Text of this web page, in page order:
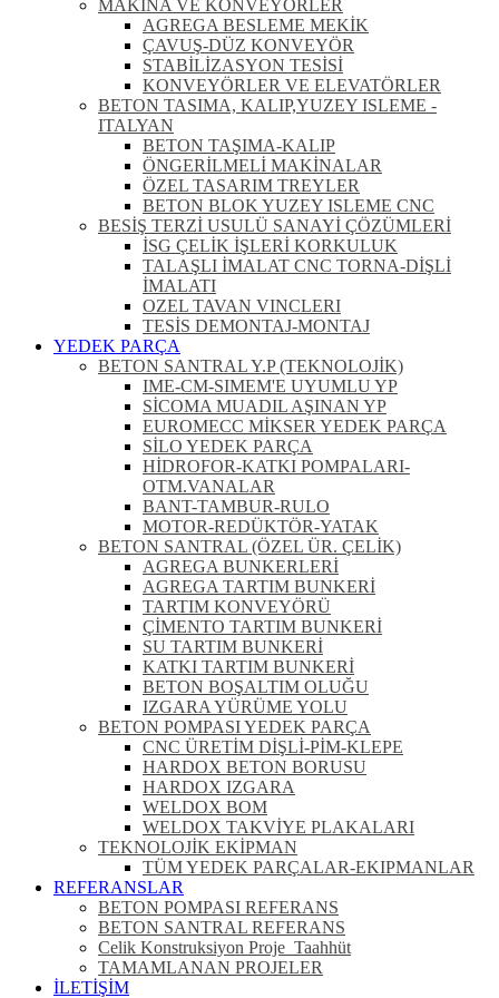
MAKINA VE KONVEYÖRLER
AGREGA BESLEME MEKİK
ÇAVUŞ-DÜZ KONVEYÖR
STABİLİZASYON TESİSİ
KONVEYÖRLER VE ELEVATÖRLER
BETON TASIMA, KALIP,YUZEY ISLEME -
ITALYAN
BETON TAŞIMA-KALIP
ÖNGERİLMELİ MAKİNALAR
ÖZEL TASARIM TREYLER
BETON BLOK YUZEY ISLEME CNC
BESİŞ TERZİ USULÜ SANAYİ ÇÖZÜMLERİ
İSG ÇELİK İŞLERİ KORKULUK
TALAŞLI İMALAT CNC TORNA-DİŞLİ
İMALATI
OZEL TAVAN VINCLERI
TESİS DEMONTAJ-MONTAJ
YEDEK PARÇA
BETON SANTRAL Y.P (TEKNOLOJİK)
IME-CM-SIMEM'E UYUMLU YP
SİCOMA MUADIL AŞINAN YP
EUROMECC MİKSER YEDEK PARÇA
SİLO YEDEK PARÇA
HİDROFOR-KATKI POMPALARI-
OTM.VANALAR
BANT-TAMBUR-RULO
MOTOR-REDÜKTÖR-YATAK
BETON SANTRAL (ÖZEL ÜR. ÇELİK)
AGREGA BUNKERLERİ
AGREGA TARTIM BUNKERİ
TARTIM KONVEYÖRÜ
ÇİMENTO TARTIM BUNKERİ
SU TARTIM BUNKERİ
KATKI TARTIM BUNKERİ
BETON BOŞALTIM OLUĞU
IZGARA YÜRÜME YOLU
BETON POMPASI YEDEK PARÇA
CNC ÜRETİM DİŞLİ-PİM-KLEPE
HARDOX BETON BORUSU
HARDOX IZGARA
WELDOX BOM
WELDOX TAKVİYE PLAKALARI
TEKNOLOJİK EKİPMAN
TÜM YEDEK PARÇALAR-EKIPMANLAR
REFERANSLAR
BETON POMPASI REFERANS
BETON SANTRAL REFERANS
Celik Konstruksiyon Proje_Taahhüt
TAMAMLANAN PROJELER
İLETİŞİM